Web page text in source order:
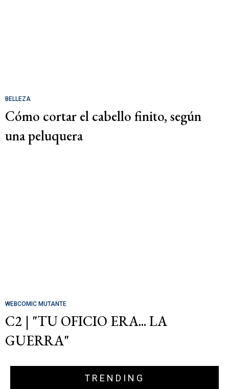
BELLEZA
Cómo cortar el cabello finito, según
una peluquera
WEBCOMIC MUTANTE
C2 | "TU OFICIO ERA... LA
GUERRA"
TRENDING